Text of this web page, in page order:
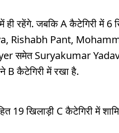
ही रहेंगे. जबकि A कैटेगिरी में 6
Rishabh Pant,
समेत Suryakumar
कैटेगिरी में रखा है.
19 खिलाड़ी C कैटेगिरी में